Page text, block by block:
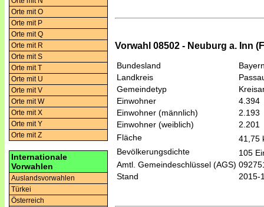
Orte mit O
Orte mit P
Orte mit Q
Orte mit R
Orte mit S
Orte mit T
Orte mit U
Orte mit V
Orte mit W
Orte mit X
Orte mit Y
Orte mit Z
Internationale
Vorwahlen
Auslandsvorwahlen
Türkei
Österreich
Vorwahl 08502 - Neuburg a. Inn
Bundesland
Landkreis
Gemeindetyp
Einwohner
4.394
Einwohner (männlich)
2.193
Einwohner (weiblich)
2.201
Fläche
41,75
Bevölkerungsdichte
105
Amtl. Gemeindeschlüssel (AGS)
Stand
2015-